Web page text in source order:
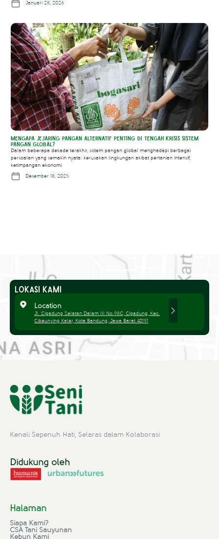
Januari 28, 2026
Mengapa Jejaring Pangan Alternatif Penting di Tengah Krisis Sistem
Pangan Global?
Dalam beberapa dekade terakhir, sistem pangan global menghadapi berbagai
persoalan yang semakin nyata: kerusakan lingkungan akibat pertanian intensif,
ketimpangan ekonomi
Desember 18, 2025
Lokasi Kami
Location
Jl. Cigadung Selatan Dalam III No.98C, Cigadung, Kec.
Cibeunying Kaler, Kota Bandung, Jawa Barat 40191
Kenali Sepenuh Hati, Selaras dalam Kolaborasi
Didukung oleh
Halaman
Siapa Kami?
CSA Tani Sauyunan
Kebun Kami